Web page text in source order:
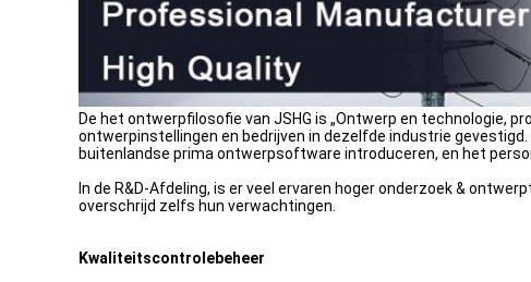
De het ontwerpfilosofie van JSHG is „Ontwerp en technologie,
ontwerpinstellingen en bedrijven in dezelfde industrie
buitenlandse prima ontwerpsoftware introduceren, en het
In de R&D-Afdeling, is er veel ervaren hoger onderzoek &
overschrijd zelfs hun verwachtingen.
Kwaliteitscontrolebeheer